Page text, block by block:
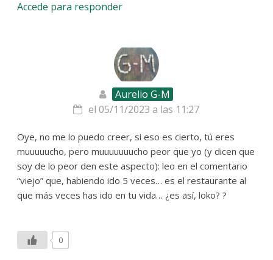
Accede para responder
Aurelio G-M
el 05/11/2023 a las 11:27
Oye, no me lo puedo creer, si eso es cierto, tú eres
muuuuucho, pero muuuuuuucho peor que yo (y dicen que
soy de lo peor den este aspecto): leo en el comentario
“viejo” que, habiendo ido 5 veces… es el restaurante al
que más veces has ido en tu vida… ¿es así, loko? ?
0